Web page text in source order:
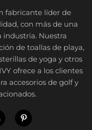
fabricante líder de
con más de una
industria. Nuestra
de toallas de playa,
de yoga y otros
ofrece a los clientes
accesorios de golf y